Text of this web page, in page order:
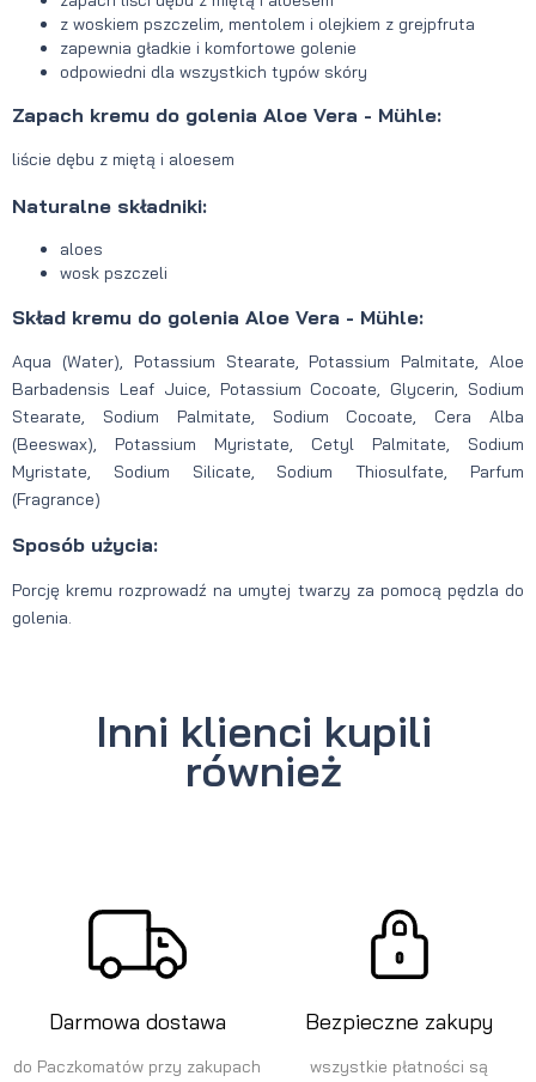
z woskiem pszczelim, mentolem i olejkiem z grejpfruta
zapewnia gładkie i komfortowe golenie
odpowiedni dla wszystkich typów skóry
Zapach kremu do golenia Aloe Vera - Mühle:
liście dębu z miętą i aloesem
Naturalne składniki:
aloes
wosk pszczeli
Skład kremu do golenia Aloe Vera - Mühle:
Aqua (Water), Potassium Stearate, Potassium Palmitate, Aloe
Barbadensis Leaf Juice, Potassium Cocoate, Glycerin, Sodium
Stearate, Sodium Palmitate, Sodium Cocoate, Cera Alba
(Beeswax), Potassium Myristate, Cetyl Palmitate, Sodium
Myristate, Sodium Silicate, Sodium Thiosulfate, Parfum
(Fragrance)
Sposób użycia:
Porcję kremu rozprowadź na umytej twarzy za pomocą pędzla do
golenia.
Inni klienci kupili
również
Darmowa dostawa
do Paczkomatów przy zakupach
Bezpieczne zakupy
wszystkie płatności są